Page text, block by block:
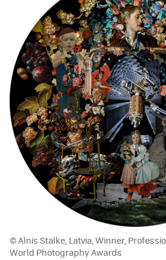
© Alnis Stalke, Latvia, Winner,
World Photography Awards